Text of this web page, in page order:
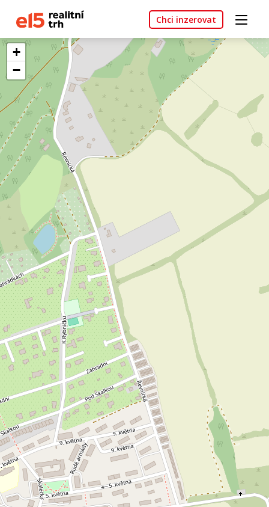
Chci inzerovat
+
−